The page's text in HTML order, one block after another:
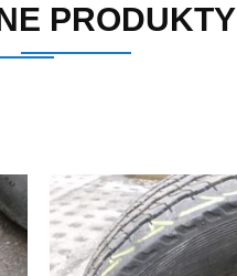
PRODUKTY